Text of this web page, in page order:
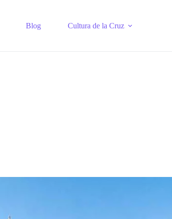
Blog Cultura de la Cruz